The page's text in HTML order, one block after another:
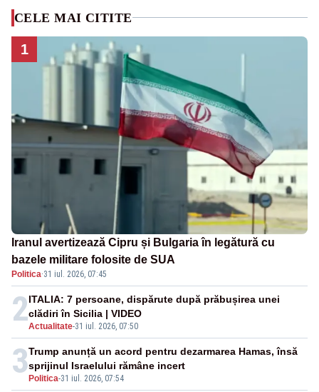
CELE MAI CITITE
1
Iranul avertizează Cipru și Bulgaria în legătură cu
bazele militare folosite de SUA
Politica·31 iul. 2026, 07:45
2Actualitate-31 iul. 2026, 07:50
ITALIA: 7 persoane, dispărute după prăbușirea unei
clădiri în Sicilia | VIDEO
3 Politica-31 iul. 2026, 07:54
Trump anunță un acord pentru dezarmarea Hamas, însă
sprijinul Israelului rămâne incert